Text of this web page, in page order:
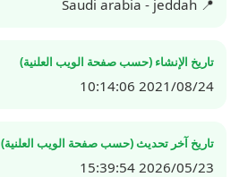
📍 Saudi arabia - jeddah
تاريخ الإنشاء (حسب صفحة الويب العلنية)
2021/08/24 10:14:06
تاريخ آخر تحديث (حسب صفحة الويب العلنية)
2026/05/23 15:39:54